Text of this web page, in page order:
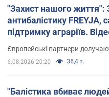
"Захист нашого життя":
антибалістику FREYJA,
підтримку аграріїв.
Європейські партнери
6.08.2026 20:20 36,4 т.
"Балістика вбиває